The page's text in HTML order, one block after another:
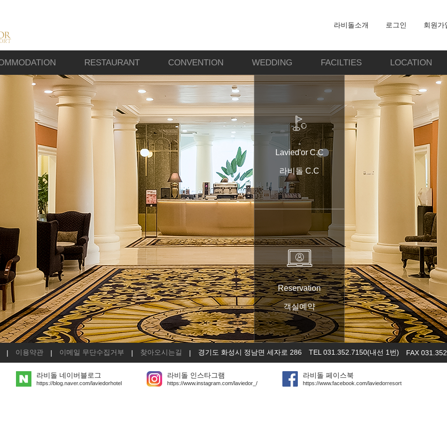
라비돌소개 로그인 회원가
RESTAURANT CONVENTION WEDDING FACILTIES LOCATION
-
Lavied'or C.C
라비돌 C.C
-
Reservation
객실예약
| 이용약관 | 이메일 무단수집거부 | 찾아오시는길 | 경기도 화성시 정남면 세자로 286 TEL 031.352.7150(내선 1번) FAX
라비돌 네이버블로그
https://blog.naver.com/laviedorhotel
라비돌 인스타그램
https://www.instagram.com/laviedor_/
라비돌 페이스북
https://www.facebook.com/laviedorresort